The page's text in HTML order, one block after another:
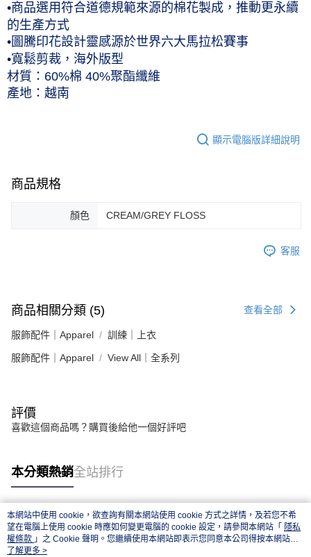
每筆NT$60，滿NT$1,000(含以上)免運費
黑貓宅急便 (僅限台灣本島，離島恕不配送) 預計2-3個工作天到貨
每筆NT$120，滿NT$1,500(含以上)免運費
•商品選用符合道德規範來源的棉花製成，推動更永續
的生產方式
•圖騰印花設計靈感源於世界六大馬拉松賽事
•寬鬆剪裁，海外版型
材質：60%棉 40%聚酯纖維
產地：越南
顯示電腦版詳細說明
商品規格
顏色 CREAM/GREY FLOSS
客服
商品相關分類 (5) 查看全部
服飾配件｜Apparel 訓練｜上衣
服飾配件｜Apparel View All｜全系列
評價
喜歡這個商品嗎？購買後給他一個好評吧
本分類熱銷全站排行
熱門標籤
本網站中使用 cookie，欲查詢有關本網站使用 cookie 方式之詳情，及若您不希
望在電腦上使用 cookie 時應如何變更電腦的 cookie 設定，請參閱本網站「 隱私
權條款 」之 Cookie 聲明。您繼續使用本網站即表示您同意本公司得按本網站使
用條款之 Cookie 聲明使用 cookie。
了解更多 >